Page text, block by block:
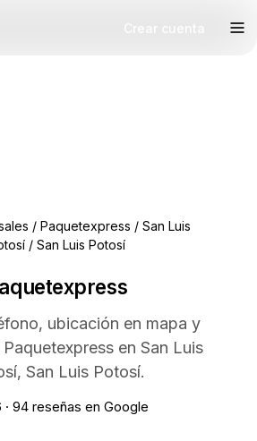
/ Paquetexpress / San Luis
/ San Luis Potosí
ubicación en mapa y
en San Luis
San Luis Potosí.
94 reseñas en Google